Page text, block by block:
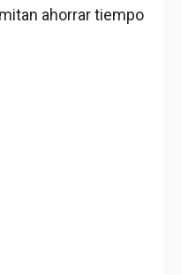
ahorrar tiempo